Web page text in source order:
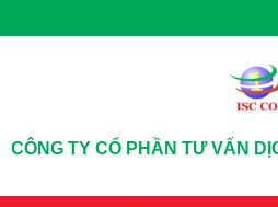
CÔNG TY CỔ PHẦN TƯ VẤN